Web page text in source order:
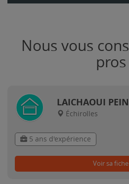
Nous vous
pros
LAICHAOUI
Échirolles
5 ans d'expérience
Voir sa fiche